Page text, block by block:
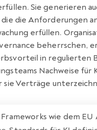
Sie generieren
die Anforderungen
erfüllen.
beherrschen,
in regulierten
Nachweise für
sie Verträge
wie dem